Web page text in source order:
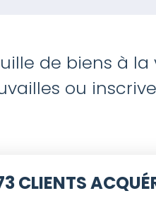
de biens à la
ou
CLIENTS